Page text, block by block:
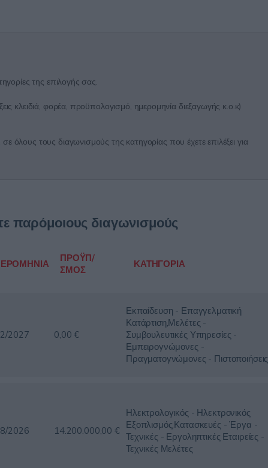
της επιλογής σας.
κλειδιά, φορέα, προϋπολογισμό, ημερομηνία διεξαγωγής κ.ο.κ)
τους διαγωνισμούς της κατηγορίας που έχετε επιλέξει για
παρόμοιους διαγωνισμούς
ΠΡΟΫΠ/
ΣΜΟΣ
ΚΑΤΗΓΟΡΙΑ
2027 0,00 €
Εκπαίδευση - Επαγγελματική
Κατάρτιση,Μελέτες -
Συμβουλευτικές Υπηρεσίες -
Εμπειρογνώμονες -
Πραγματογνώμονες - Πιστοποιήσεις
2026 14.200.000,00 €
Ηλεκτρολογικός - Ηλεκτρονικός
Εξοπλισμός,Κατασκευές - Έργα -
Τεχνικές - Εργοληπτικές Εταιρείες -
Τεχνικές Μελέτες